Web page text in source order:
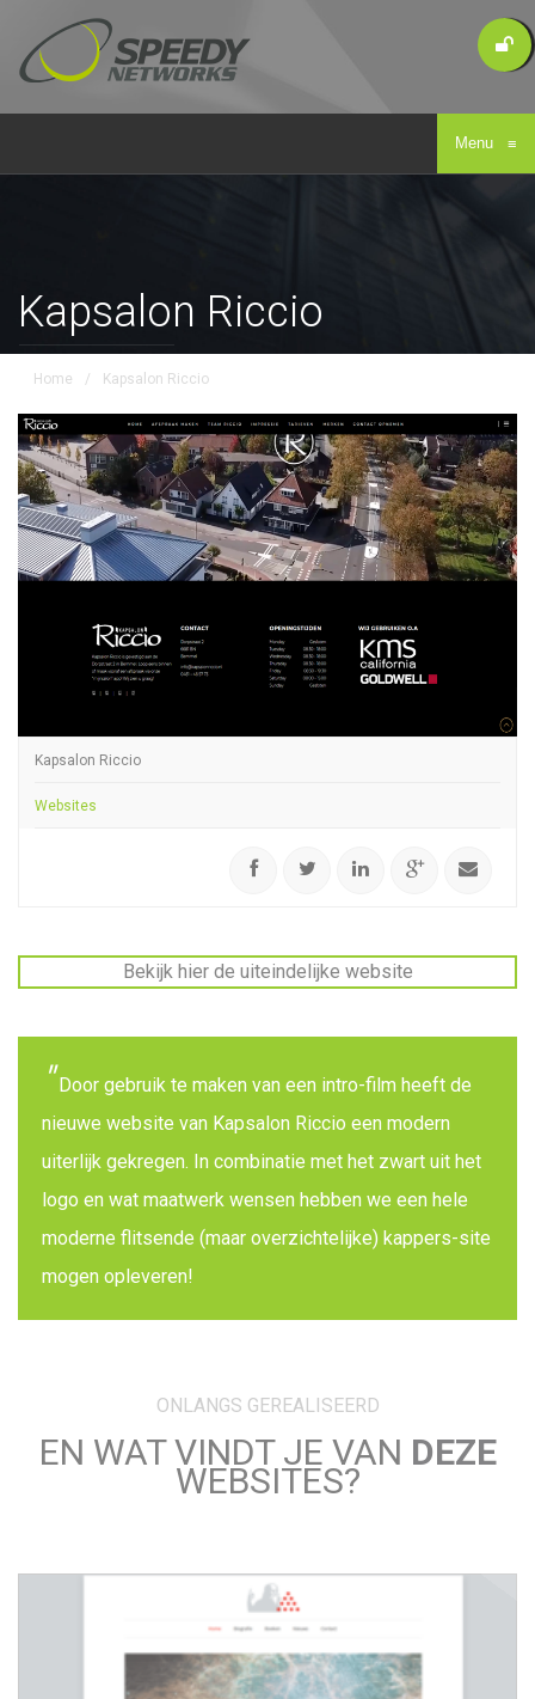
Menu ≡
Kapsalon Riccio
Home / Kapsalon Riccio
Kapsalon Riccio
Websites
Door gebruik te maken van een intro-film heeft de
nieuwe website van Kapsalon Riccio een modern
uiterlijk gekregen. In combinatie met het zwart uit het
logo en wat maatwerk wensen hebben we een hele
moderne flitsende (maar overzichtelijke) kappers-site
mogen opleveren!
ONLANGS GEREALISEERD
EN WAT VINDT JE VAN DEZE
WEBSITES?